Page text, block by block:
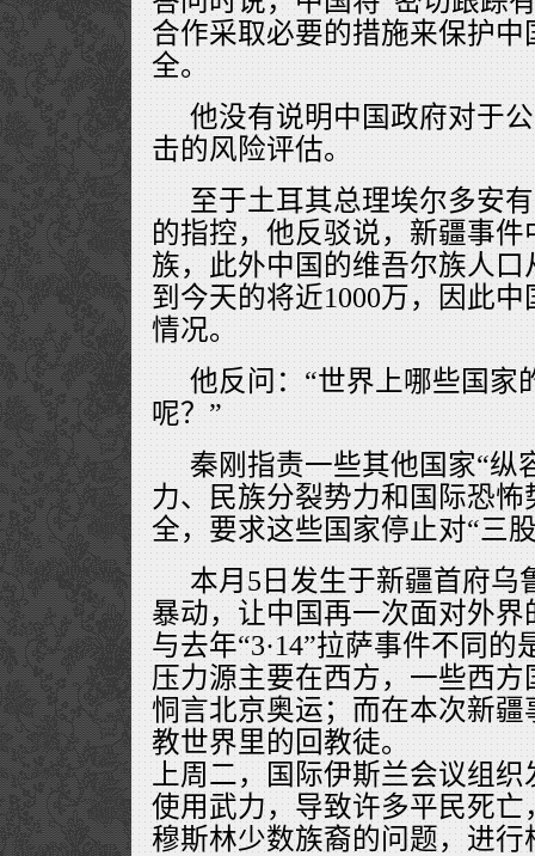
合作采取必要的措施来保护
全。
他没有说明中国政府对于
击的风险评估。
至于土耳其总理埃尔多安
的指控，他反驳说，新疆事
族，此外中国的维吾尔族人口
到今天的将近1000万，因此
情况。
他反问：“世界上哪些国家
呢？”
秦刚指责一些其他国家“纵
力、民族分裂势力和国际恐
全，要求这些国家停止对“三
本月5日发生于新疆首府乌
暴动，让中国再一次面对外
与去年“3·14”拉萨事件不同
压力源主要在西方，一些西
恫言北京奥运；而在本次新
教世界里的回教徒。
上周二，国际伊斯兰会议组
使用武力，导致许多平民死
穆斯林少数族裔的问题，进行